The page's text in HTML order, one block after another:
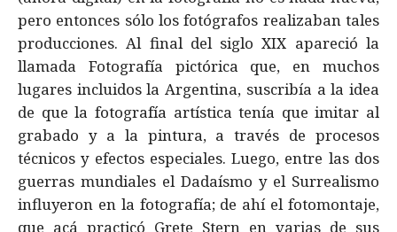
pero entonces sólo los fotógrafos realizaban tales
producciones. Al final del siglo XIX apareció la
llamada Fotografía pictórica que, en muchos
lugares incluidos la Argentina, suscribía a la idea
de que la fotografía artística tenía que imitar al
grabado y a la pintura, a través de procesos
técnicos y efectos especiales. Luego, entre las dos
guerras mundiales el Dadaísmo y el Surrealismo
influyeron en la fotografía; de ahí el fotomontaje,
que acá practicó Grete Stern en varias de sus